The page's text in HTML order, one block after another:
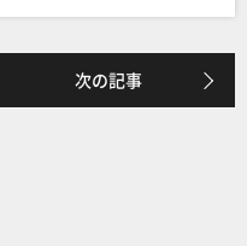
e
次の記事